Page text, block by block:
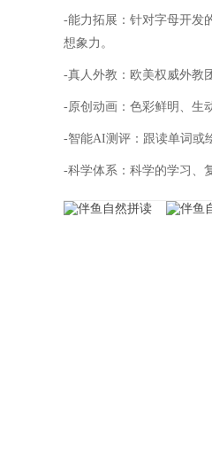
-能力拓展：针对字母开发
想象力。
-真人外教：欧美权威外教
-原创动画：色彩鲜明、生
-智能AI测评：跟读单词或
-科学体系：科学的学习、